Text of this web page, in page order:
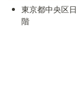
東京都中央区
階